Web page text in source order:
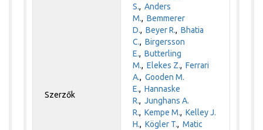
Szerzők
S.,Anders
M.,Bemmerer
D.,Beyer R.,Bhatia
C.,Birgersson
E.,Butterling
M.,Elekes Z.,Ferrari
A.,Gooden M.
E.,Hannaske
R.,Junghans A.
R.,Kempe M.,Kelley J.
H.,Kögler T.,Matic